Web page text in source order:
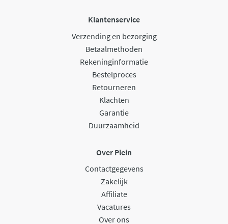
Klantenservice
Verzending en bezorging
Betaalmethoden
Rekeninginformatie
Bestelproces
Retourneren
Klachten
Garantie
Duurzaamheid
Over Plein
Contactgegevens
Zakelijk
Affiliate
Vacatures
Over ons